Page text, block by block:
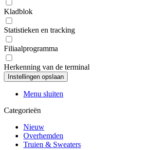
Kladblok
Statistieken en tracking
Filiaalprogramma
Herkenning van de terminal
Menu sluiten
Categorieën
Nieuw
Overhemden
Truien & Sweaters